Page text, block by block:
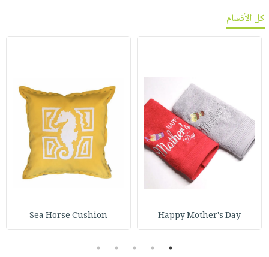
كل الأقسام
Happy Mother's Day
Sea Horse Cushion
1
2
3
4
5